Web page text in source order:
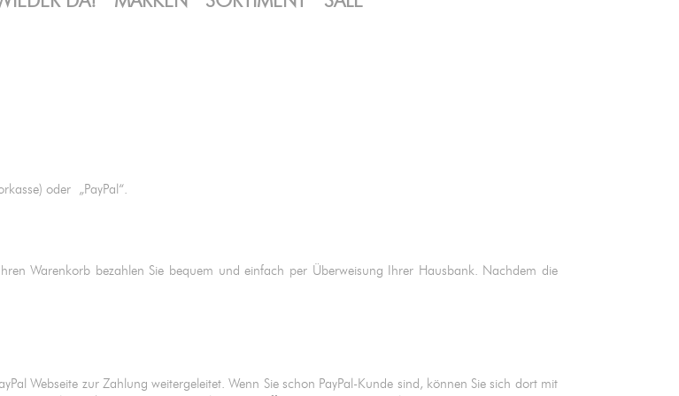
oder „PayPal“.
Warenkorb bezahlen Sie bequem und einfach per Überweisung Ihrer Hausbank. Nachdem die
Webseite zur Zahlung weitergeleitet. Wenn Sie schon PayPal-Kunde sind, können Sie sich dort mit